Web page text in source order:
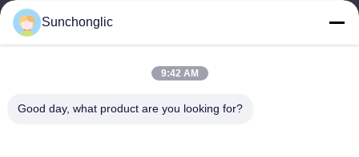
E-Mail-Adresse
Unsere Adresse
Sunchonglic
9:42 AM
Good day, what product are you looking for?